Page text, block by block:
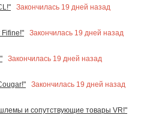
Закончилась 19 дней назад
Закончилась 19 дней назад
Закончилась 19 дней назад
Закончилась 19 дней назад
и сопутствующие товары VR!"